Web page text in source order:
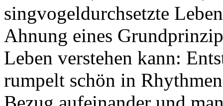
singvogeldurchsetzte
Ahnung eines
Leben verstehen kann:
rumpelt schön in